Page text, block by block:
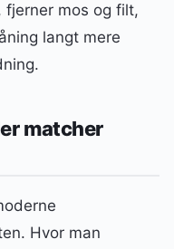
fjerner mos og filt,
langt mere
matcher
Hvor man